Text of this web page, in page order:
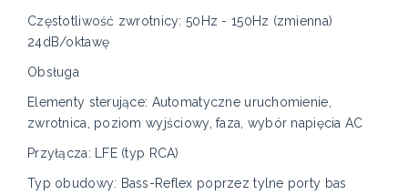
Częstotliwość zwrotnicy: 50Hz - 150Hz (zmienna)
24dB/oktawę
Obsługa
Elementy sterujące: Automatyczne uruchomienie,
zwrotnica, poziom wyjściowy, faza, wybór napięcia AC
Przyłącza: LFE (typ RCA)
Typ obudowy: Bass-Reflex poprzez tylne porty bas